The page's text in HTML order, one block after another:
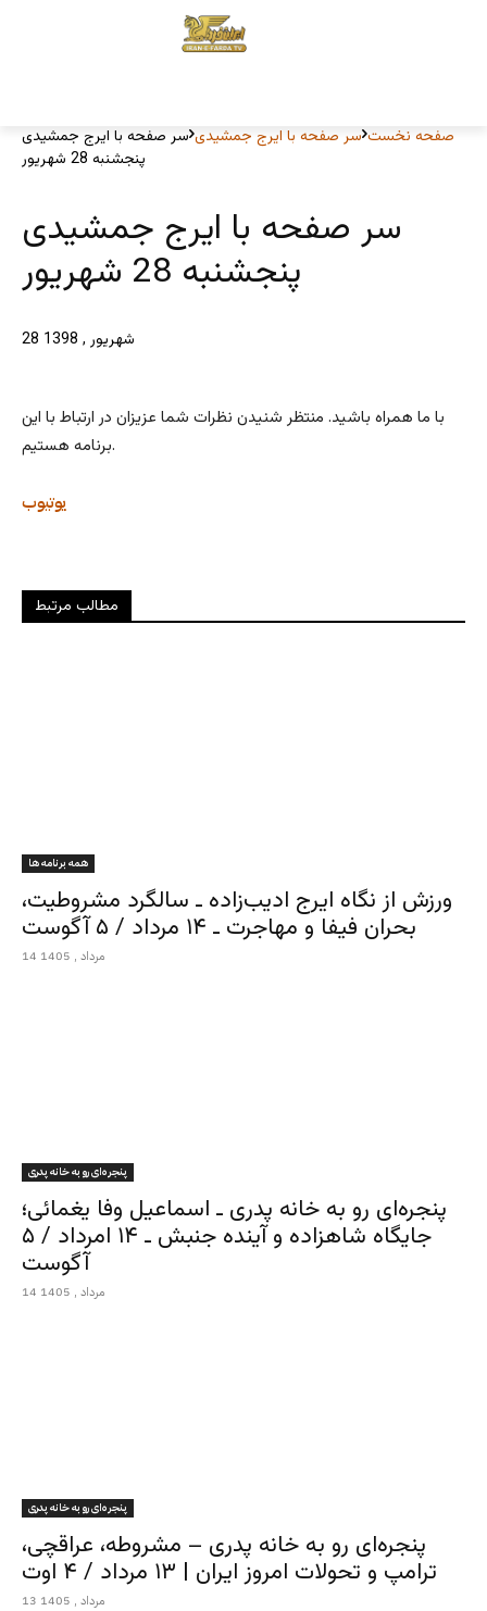
صفحه نخست سر صفحه با ایرج جمشیدی سر صفحه با ایرج جمشیدی
پنجشنبه 28 شهریور
سر صفحه با ایرج جمشیدی
پنجشنبه 28 شهریور
28 شهریور , 1398
با ما همراه باشید. منتظر شنیدن نظرات شما عزیزان در ارتباط با این
برنامه هستیم.
یوتیوب
مطالب مرتبط
همه برنامه ها
ورزش از نگاه ایرج ادیب‌زاده ـ سالگرد مشروطیت،
بحران فیفا و مهاجرت ـ ۱۴ مرداد / ۵ آگوست
14 مرداد , 1405
پنجره‌ای رو به خانه پدری
پنجره‌ای رو به خانه پدری ـ اسماعیل وفا یغمائی؛
جایگاه شاهزاده و آینده جنبش ـ ۱۴ امرداد / ۵
آگوست
14 مرداد , 1405
پنجره‌ای رو به خانه پدری
پنجره‌ای رو به خانه پدری – مشروطه، عراقچی،
ترامپ و تحولات امروز ایران | ۱۳ مرداد / ۴ اوت
13 مرداد , 1405